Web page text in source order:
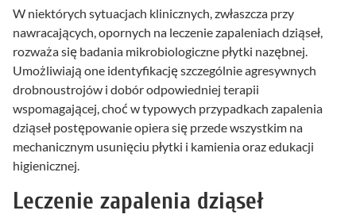
W niektórych sytuacjach klinicznych, zwłaszcza przy
nawracających, opornych na leczenie zapaleniach dziąseł,
rozważa się badania mikrobiologiczne płytki nazębnej.
Umożliwiają one identyfikację szczególnie agresywnych
drobnoustrojów i dobór odpowiedniej terapii
wspomagającej, choć w typowych przypadkach zapalenia
dziąseł postępowanie opiera się przede wszystkim na
mechanicznym usunięciu płytki i kamienia oraz edukacji
higienicznej.
Leczenie zapalenia dziąseł